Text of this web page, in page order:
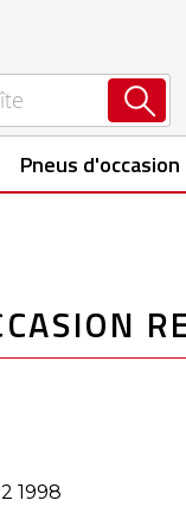
Pneus d'occasion
1998